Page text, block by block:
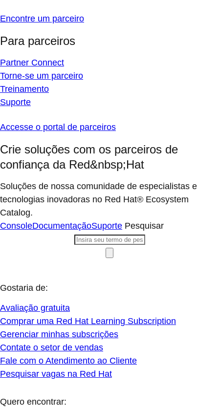
Encontre um parceiro
Para parceiros
Partner Connect
Torne-se um parceiro
Treinamento
Suporte
Accesse o portal de parceiros
Crie soluções com os parceiros de
confiança da Red&nbsp;Hat
Soluções de nossa comunidade de especialistas e
tecnologias inovadoras no Red Hat® Ecosystem
Catalog.
ConsoleDocumentaçãoSuporte Pesquisar
Gostaria de:
Avaliação gratuita
Comprar uma Red Hat Learning Subscription
Gerenciar minhas subscrições
Contate o setor de vendas
Fale com o Atendimento ao Cliente
Pesquisar vagas na Red Hat
Quero encontrar: